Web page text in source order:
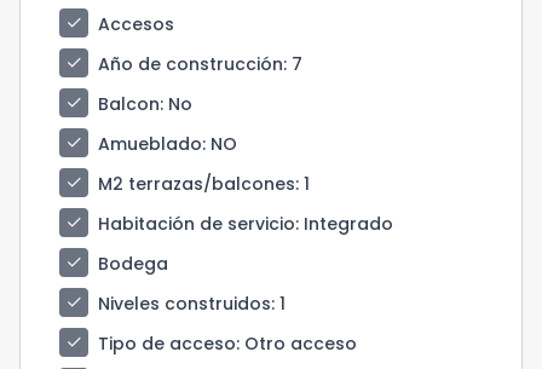
check
Accesos
check
Año de construcción: 7
check
Balcon: No
check
Amueblado: NO
check
M2 terrazas/balcones: 1
check
Habitación de servicio: Integrado
check
Bodega
check
Niveles construidos: 1
check
Tipo de acceso: Otro acceso